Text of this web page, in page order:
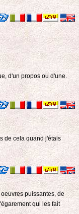
d'un propos ou d'une.
de cela quand j'étais
puissantes, de
qui les fait